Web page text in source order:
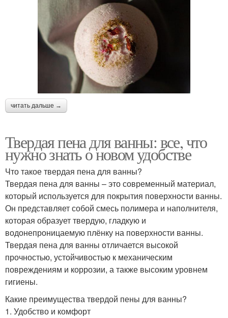
читать дальше →
Твердая пена для ванны: все, что
нужно знать о новом удобстве
Что такое твердая пена для ванны?
Твердая пена для ванны – это современный материал,
который используется для покрытия поверхности ванны.
Он представляет собой смесь полимера и наполнителя,
которая образует твердую, гладкую и
водонепроницаемую плёнку на поверхности ванны.
Твердая пена для ванны отличается высокой
прочностью, устойчивостью к механическим
повреждениям и коррозии, а также высоким уровнем
гигиены.
Какие преимущества твердой пены для ванны?
1. Удобство и комфорт